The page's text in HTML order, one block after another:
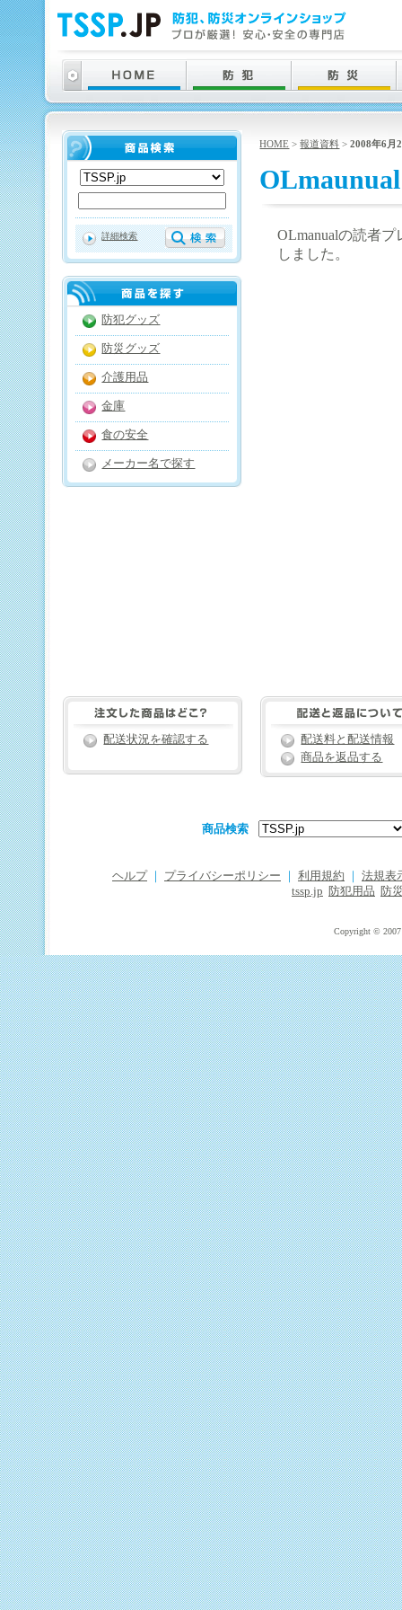
HOME >報道資料 >2008年6月
OLmaunual
OLmanualの読者
しました。
詳細検索
防犯グッズ
防災グッズ
介護用品
金庫
食の安全
メーカー名で探す
配送状況を確認する
配送料と配送情報
商品を返品する
商品検索
ヘルプ プライバシーポリシー 利用規約
法規表
tssp.jp
防犯用品 防
Copyright © 2007